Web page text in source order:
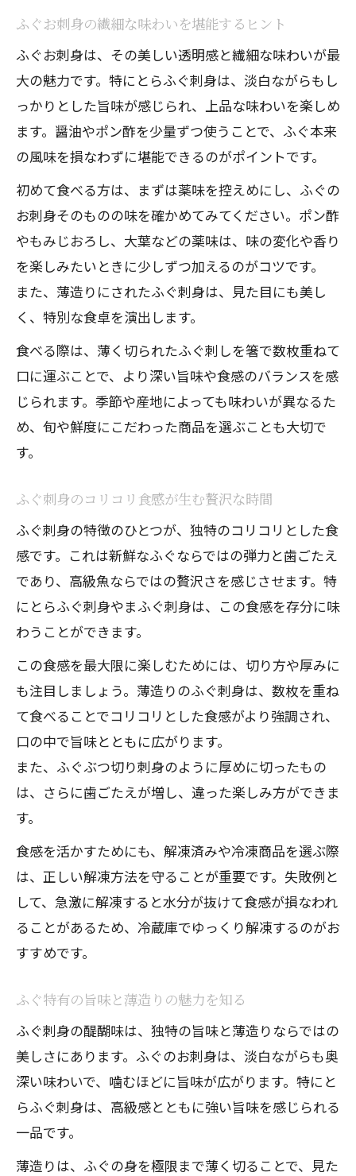
わう
危険を避けて安心してふぐ刺身を味わうコツ
ふぐ刺身の危険性と安全に楽しむための
対策
ふぐの毒に関する正しい知識と注意点
安心してふぐ刺しを食べる選び方の基本
プロによるふぐ調理の重要性と安全性
家庭でふぐお刺身を安全に扱うポイント
トラフグや種類別ふぐ刺身の選び方ガイド
トラフグを含むふぐ刺身の種類ごとの特
徴
イント
ふぐの刺身に適した品種の見分け方とは
ふぐ刺身の選び方で失敗しないための工
ふぐの刺身食べ方で広がる新体験と魅力
ふぐ刺身を美味しく食べる基本の流れ
ふぐお刺身のおすすめ薬味と合わせ方
ふぐ刺身の食べ方で変わる味わいの発見
ふぐの刺身を楽しむ秘訣と工夫ポイント
ふぐ刺身の食べ方別に体験できる魅力
安全重視なら調理済みふぐ刺しの賢い選択法
調理済みふぐ刺身の安全性と安心ポイン
ト
ふぐ刺しを通販やお取り寄せで選ぶ際の
注意
ふぐ刺身取り寄せ時の信頼できる基準と
は
ふぐ刺身のランキングや口コミで判断す
るコツ
ふぐ刺身の薄造りの美しさを活かす盛り
付け
ふぐ刺しを華やかに見せる盛り付けのコ
ツ
ふぐ刺身の見栄えを左右する切り方の工
夫
ふぐ刺身盛り付けで知っておきたいポイ
ふぐお刺身の繊細な味わいを堪能するヒント
ふぐお刺身は、その美しい透明感と繊細な味わいが最
大の魅力です。特にとらふぐ刺身は、淡白ながらもし
っかりとした旨味が感じられ、上品な味わいを楽しめ
ます。醤油やポン酢を少量ずつ使うことで、ふぐ本来
の風味を損なわずに堪能できるのがポイントです。
初めて食べる方は、まずは薬味を控えめにし、ふぐの
お刺身そのものの味を確かめてみてください。ポン酢
やもみじおろし、大葉などの薬味は、味の変化や香り
を楽しみたいときに少しずつ加えるのがコツです。
また、薄造りにされたふぐ刺身は、見た目にも美し
く、特別な食卓を演出します。
食べる際は、薄く切られたふぐ刺しを箸で数枚重ねて
口に運ぶことで、より深い旨味や食感のバランスを感
じられます。季節や産地によっても味わいが異なるた
め、旬や鮮度にこだわった商品を選ぶことも大切で
す。
ふぐ刺身のコリコリ食感が生む贅沢な時間
ふぐ刺身の特徴のひとつが、独特のコリコリとした食
感です。これは新鮮なふぐならではの弾力と歯ごたえ
であり、高級魚ならではの贅沢さを感じさせます。特
にとらふぐ刺身やまふぐ刺身は、この食感を存分に味
わうことができます。
この食感を最大限に楽しむためには、切り方や厚みに
も注目しましょう。薄造りのふぐ刺身は、数枚を重ね
て食べることでコリコリとした食感がより強調され、
口の中で旨味とともに広がります。
また、ふぐぶつ切り刺身のように厚めに切ったもの
は、さらに歯ごたえが増し、違った楽しみ方ができま
す。
食感を活かすためにも、解凍済みや冷凍商品を選ぶ際
は、正しい解凍方法を守ることが重要です。失敗例と
して、急激に解凍すると水分が抜けて食感が損なわれ
ることがあるため、冷蔵庫でゆっくり解凍するのがお
すすめです。
ふぐ特有の旨味と薄造りの魅力を知る
ふぐ刺身の醍醐味は、独特の旨味と薄造りならではの
美しさにあります。ふぐのお刺身は、淡白ながらも奥
深い味わいで、噛むほどに旨味が広がります。特にと
らふぐ刺身は、高級感とともに強い旨味を感じられる
一品です。
薄造りは、ふぐの身を極限まで薄く切ることで、見た